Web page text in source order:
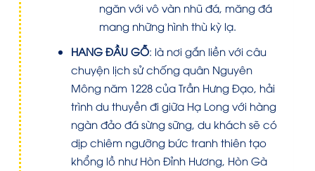
ngăn với vô vàn nhũ đá, măng đá
mang những hình thù kỳ lạ.
HANG ĐẦU GỖ: là nơi gắn liền với câu
chuyện lịch sử chống quân Nguyên
Mông năm 1228 của Trần Hưng Đạo, hải
trình du thuyền đi giữa Hạ Long với hàng
ngàn đảo đá sừng sững, du khách sẽ có
dịp chiêm ngưỡng bức tranh thiên tạo
khổng lồ như Hòn Đỉnh Hương, Hòn Gà